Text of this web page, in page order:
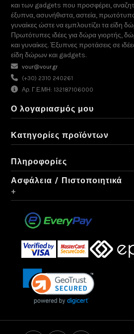
και των gadgets που προσφέρει,
έξυπνα, ασυνήθιστα, αστεία,
γυναίκες ώστε να εμπλουτίζει τα είδη
Πρωτότυπες ιδέες για δώρα γιορτής,
και γυναίκες. Έξυπνες προτάσεις σε
είδη δώρων και gadgets.
vour@vour.gr
(+30) 2310 240261
Αρ. Γ.Ε.ΜΗ: 132187106000
Ο λογαριασμός μου
Κατηγορίες προϊόντων
Πληροφορίες
Ασφάλεια / Πιστοποιητικά
+